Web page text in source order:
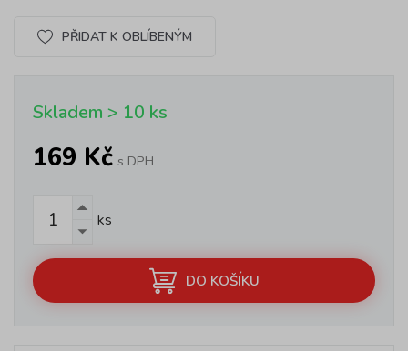
PŘIDAT K OBLÍBENÝM
Skladem > 10 ks
169 Kč s DPH
ks
DO KOŠÍKU